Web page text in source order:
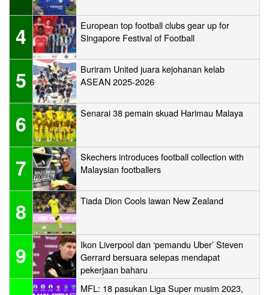
4
European top football clubs gear up for
Singapore Festival of Football
5
Buriram United juara kejohanan kelab
ASEAN 2025-2026
6 Senarai 38 pemain skuad Harimau Malaya
7
Skechers introduces football collection with
Malaysian footballers
8 Tiada Dion Cools lawan New Zealand
9
Ikon Liverpool dan ‘pemandu Uber’ Steven
Gerrard bersuara selepas mendapat
pekerjaan baharu
MFL: 18 pasukan Liga Super musim 2023,